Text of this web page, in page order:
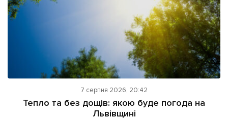
7 серпня 2026, 20:42
Тепло та без дощів: якою буде погода на
Львівщині